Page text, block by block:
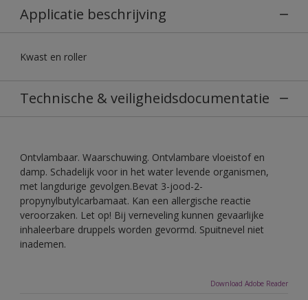
Applicatie beschrijving
Kwast en roller
Technische & veiligheidsdocumentatie
Ontvlambaar. Waarschuwing. Ontvlambare vloeistof en
damp. Schadelijk voor in het water levende organismen,
met langdurige gevolgen.Bevat 3-jood-2-
propynylbutylcarbamaat. Kan een allergische reactie
veroorzaken. Let op! Bij verneveling kunnen gevaarlijke
inhaleerbare druppels worden gevormd. Spuitnevel niet
inademen.
Download Adobe Reader